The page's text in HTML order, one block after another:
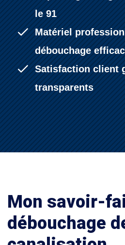
le 91
Matériel
débouchage
Satisfaction client
transparents
Mon savoir-
débouchage